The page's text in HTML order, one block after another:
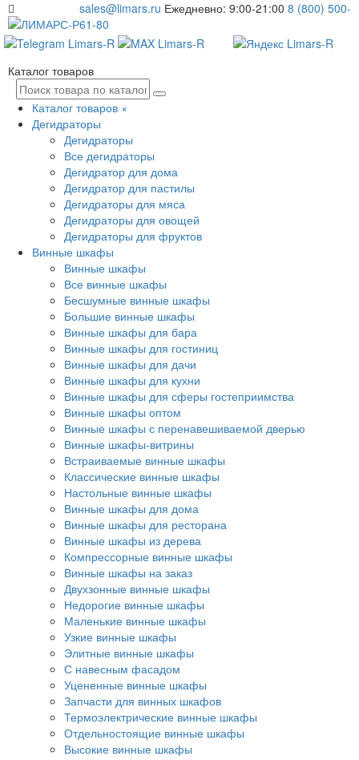
sales@limars.ru Ежедневно: 9:00-21:00 8 (800) 500-
61-80
Каталог товаров
Каталог товаров ×
Дегидраторы
Дегидраторы
Все дегидраторы
Дегидратор для дома
Дегидратор для пастилы
Дегидраторы для мяса
Дегидраторы для овощей
Дегидраторы для фруктов
Винные шкафы
Винные шкафы
Все винные шкафы
Бесшумные винные шкафы
Большие винные шкафы
Винные шкафы для бара
Винные шкафы для гостиниц
Винные шкафы для дачи
Винные шкафы для кухни
Винные шкафы для сферы гостеприимства
Винные шкафы оптом
Винные шкафы с перенавешиваемой дверью
Винные шкафы-витрины
Встраиваемые винные шкафы
Классические винные шкафы
Настольные винные шкафы
Винные шкафы для дома
Винные шкафы для ресторана
Винные шкафы из дерева
Компрессорные винные шкафы
Винные шкафы на заказ
Двухзонные винные шкафы
Недорогие винные шкафы
Маленькие винные шкафы
Узкие винные шкафы
Элитные винные шкафы
С навесным фасадом
Уцененные винные шкафы
Запчасти для винных шкафов
Термоэлектрические винные шкафы
Отдельностоящие винные шкафы
Высокие винные шкафы